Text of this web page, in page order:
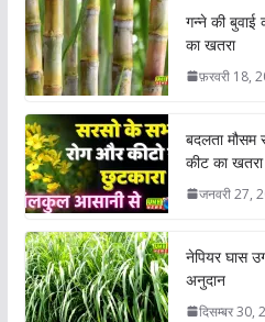
गन्ने की
का खतरा
फ़रवरी 18,
बदलता मौसम
कीट का खतरा
जनवरी 27,
नेपियर घास
अनुदान
दिसम्बर 30,